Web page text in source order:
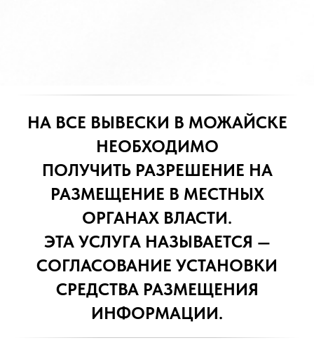
НА ВСЕ ВЫВЕСКИ В МОЖАЙСКЕ
НЕОБХОДИМО
ПОЛУЧИТЬ РАЗРЕШЕНИЕ НА
РАЗМЕЩЕНИЕ В МЕСТНЫХ
ОРГАНАХ ВЛАСТИ.
ЭТА УСЛУГА НАЗЫВАЕТСЯ —
СОГЛАСОВАНИЕ УСТАНОВКИ
СРЕДСТВА РАЗМЕЩЕНИЯ
ИНФОРМАЦИИ.